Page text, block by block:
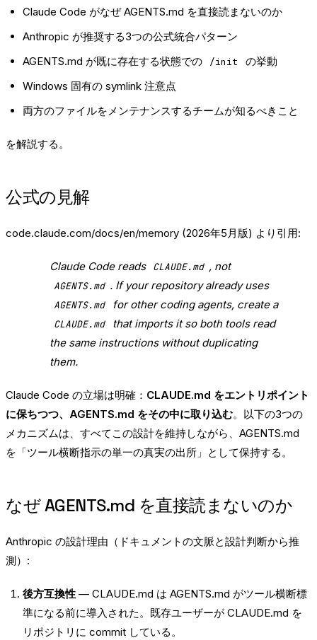
Claude Code がなぜ AGENTS.md を直接読まないのか
Anthropic が推奨する3つの公式統合パターン
AGENTS.md が既に存在する状態での
/init
の挙動
Windows 固有の symlink 注意点
両方のファイルをメンテナンスするチームが知るべきこと
を解説する。
公式の見解
code.claude.com/docs/en/memory (2026年5月版) より引用:
Claude Code reads CLAUDE.md , not
AGENTS.md . If your repository already uses
AGENTS.md for other coding agents, create a
CLAUDE.md
that imports it so both tools read
the same instructions without duplicating
them.
Claude Code の立場は明確： CLAUDE.md をエントリポイント
に保ちつつ、AGENTS.md をその中に取り込む。以下の3つの
メカニズムは、すべてこの設計を維持しながら、AGENTS.md
を「ツール横断指示の単一の真実の出所」として保持する。
なぜ AGENTS.md を直接読まないのか
Anthropic の設計理由（ドキュメントの文脈と設計判断から推
測）:
後方互換性 — CLAUDE.md は AGENTS.md がツール横断標
準になる前に導入された。既存ユーザーが CLAUDE.md を
リポジトリに commit している。